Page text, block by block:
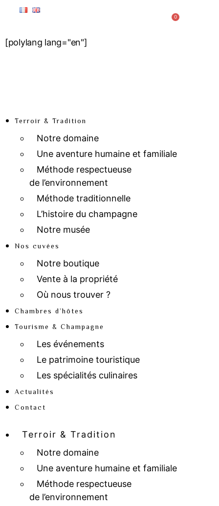
[polylang lang="en"]
0
Terroir & Tradition
Notre domaine
Une aventure humaine et familiale
Méthode respectueuse
de l’environnement
Méthode traditionnelle
L’histoire du champagne
Notre musée
Nos cuvées
Notre boutique
Vente à la propriété
Où nous trouver ?
Chambres d’hôtes
Tourisme & Champagne
Les événements
Le patrimoine touristique
Les spécialités culinaires
Actualités
Contact
Terroir & Tradition
Notre domaine
Une aventure humaine et familiale
Méthode respectueuse
de l’environnement